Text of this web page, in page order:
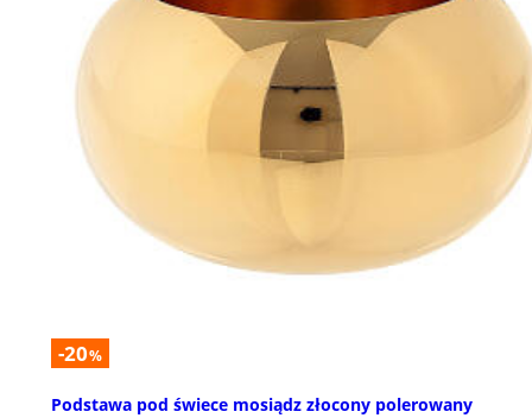
-20%
Podstawa pod świece mosiądz złocony polerowany